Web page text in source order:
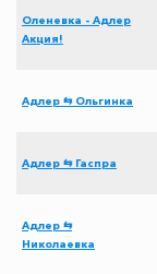
Оленевка - Адлер
Акция!
Адлер ⇆ Ольгинка
Адлер ⇆ Гаспра
Адлер ⇆
Николаевка